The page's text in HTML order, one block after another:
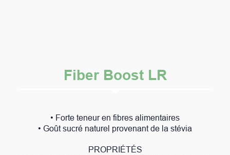
Fiber Boost LR
• Forte teneur en fibres alimentaires
• Goût sucré naturel provenant de la stévia
PROPRIÉTÉS